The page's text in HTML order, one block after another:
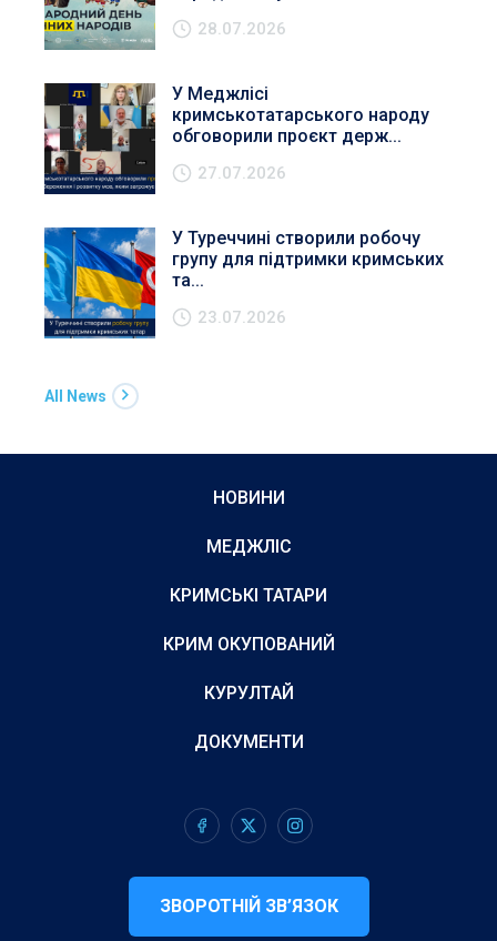
28.07.2026
У Меджлісі
кримськотатарського народу
обговорили проєкт держ...
27.07.2026
У Туреччині створили робочу
групу для підтримки кримських
та...
23.07.2026
All News
НОВИНИ
МЕДЖЛІС
КРИМСЬКІ ТАТАРИ
КРИМ ОКУПОВАНИЙ
КУРУЛТАЙ
ДОКУМЕНТИ
ЗВОРОТНІЙ ЗВ’ЯЗОК